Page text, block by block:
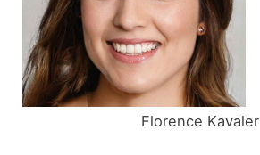
:
Florence Kavaler